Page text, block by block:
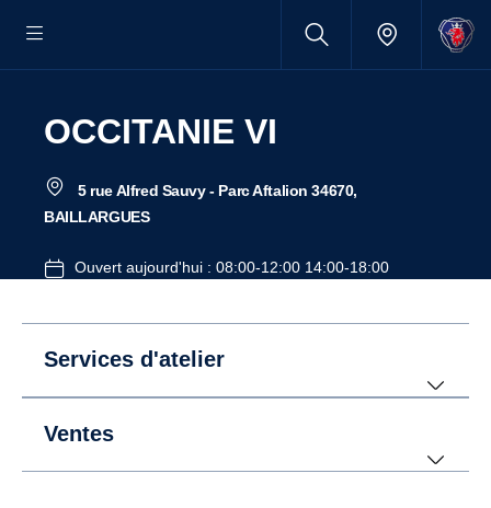
OCCITANIE VI
5 rue Alfred Sauvy - Parc Aftalion 34670,
BAILLARGUES
Ouvert aujourd'hui : 08:00-12:00 14:00-18:00
Services d'atelier
Ventes